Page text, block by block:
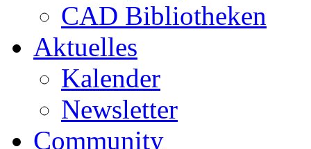
CAD Bibliotheken
Aktuelles
Kalender
Newsletter
Community